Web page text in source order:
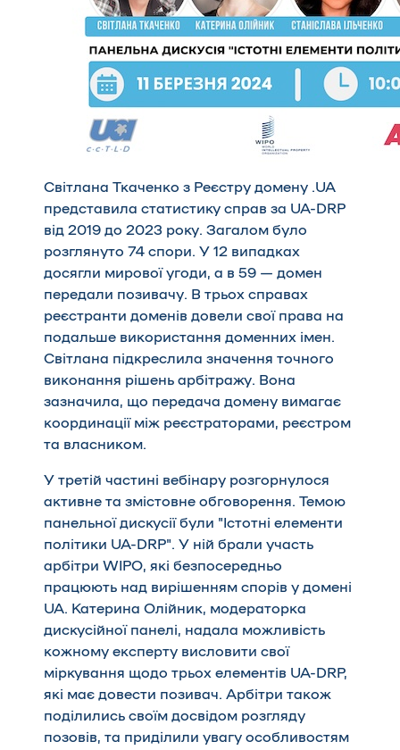
Світлана Ткаченко з Реєстру домену .UA
представила статистику справ за UA-DRP
від 2019 до 2023 року. Загалом було
розглянуто 74 спори. У 12 випадках
досягли мирової угоди, а в 59 — домен
передали позивачу. В трьох справах
реєстранти доменів довели свої права на
подальше використання доменних імен.
Світлана підкреслила значення точного
виконання рішень арбітражу. Вона
зазначила, що передача домену вимагає
координації між реєстраторами, реєстром
та власником.
У третій частині вебінару розгорнулося
активне та змістовне обговорення. Темою
панельної дискусії були "Істотні елементи
політики UA-DRP". У ній брали участь
арбітри WIPO, які безпосередньо
працюють над вирішенням спорів у домені
UA. Катерина Олійник, модераторка
дискусійної панелі, надала можливість
кожному експерту висловити свої
міркування щодо трьох елементів UA-DRP,
які має довести позивач. Арбітри також
поділились своїм досвідом розгляду
позовів, та приділили увагу особливостям